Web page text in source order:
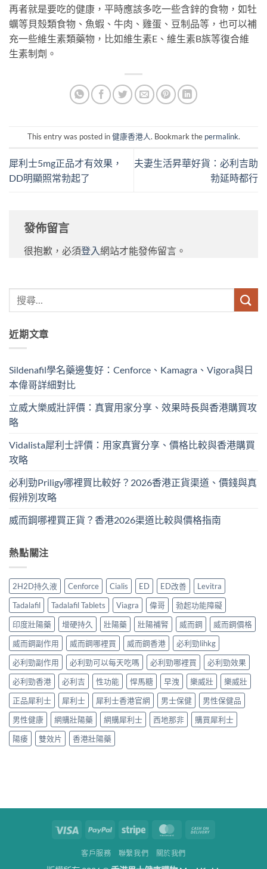
再者就是要吃的健康，平時應該多吃一些含鋅的食物，如牡
蠣等貝殼類食物、魚蝦、牛肉、雞蛋、豆制品等，也可以補
充一些維生素類藥物，比如維生素E、維生素B族等復合維
生素制劑。
This entry was posted in健康香港人. Bookmark the permalink.
犀利士5mg正品才有效果，
DD明顯照常勃起了
夫妻生活昇華好貨：必利吉助
勃延時都行
發佈留言
很抱歉，必須登入 網站才能發佈留言。
近期文章
Sildenafil學名藥邊隻好：Cenforce、Kamagra、Vigora與日
本偉哥詳細對比
立威大樂威壯評價：真實用家分享、效果時長與香港購買攻
略
Vidalista犀利士評價：用家真實分享、價格比較與香港購買
攻略
必利勁Priligy哪裡買比較好？2026香港正貨渠道、價錢與真
假辨別攻略
威而鋼哪裡買正貨？香港2026渠道比較與價格指南
熱點關注
2H2D持久液 Cenforce Cialis ED ED改善
Levitra
Tadalafil
Tadalafil Tablets Viagra 偉哥
勃起功能障礙
印度壯陽藥
增硬持久 壯陽藥 壯陽補腎 威而鋼
威而鋼價格
威而鋼副作用
威而鋼哪裡買 威而鋼香港
必利勁lihkg
必利勁副作用
必利勁可以每天吃嗎 必利勁哪裡買
必利勁效果
必利勁香港
必利吉 性功能 悍馬糖 早洩 樂威壯
樂威壯
正品犀利士
犀利士 犀利士香港官網 男士保健
男性保健品
男性健康
網購壯陽藥 網購犀利士 西地那非
購買犀利士
陽痿
雙效片 香港壯陽藥
Visa PayPal Stripe MasterCard
客戶服務 聯繫我們 關於我們